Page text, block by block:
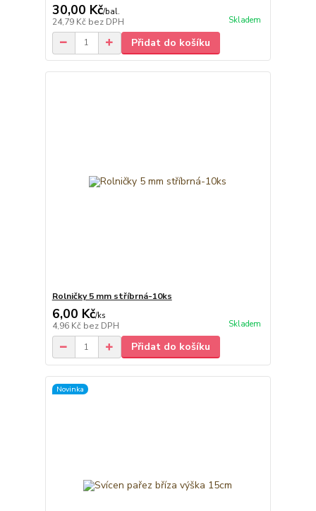
30,00 Kč/bal.
24,79 Kč bez DPH Skladem
Přidat do košíku
Rolničky 5 mm stříbrná-10ks
6,00 Kč/ks
4,96 Kč bez DPH Skladem
Přidat do košíku
Novinka